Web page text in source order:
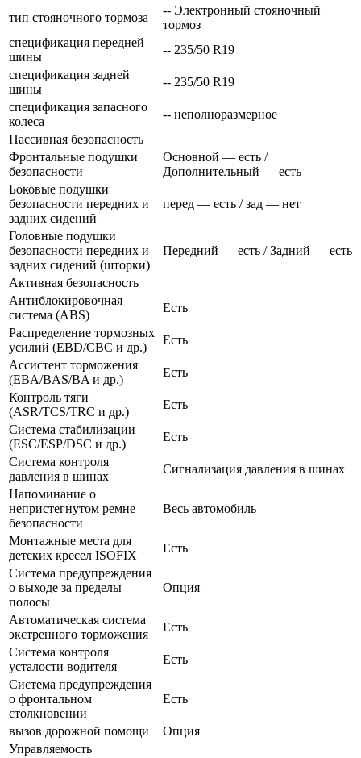
тип стояночного тормоза
-- Электронный стояночный
тормоз
спецификация передней
шины
-- 235/50 R19
спецификация задней
шины
-- 235/50 R19
спецификация запасного
колеса
-- неполноразмерное
Пассивная безопасность
Фронтальные подушки
безопасности
Основной — есть /
Дополнительный — есть
Боковые подушки
безопасности передних и
задних сидений
перед — есть / зад — нет
Головные подушки
безопасности передних и
задних сидений (шторки)
Передний — есть / Задний — есть
Активная безопасность
Антиблокировочная
система (ABS)
Есть
Распределение тормозных
усилий (EBD/CBC и др.)
Есть
Ассистент торможения
(EBA/BAS/BA и др.)
Есть
Контроль тяги
(ASR/TCS/TRC и др.)
Есть
Система стабилизации
(ESC/ESP/DSC и др.)
Есть
Система контроля
давления в шинах
Сигнализация давления в шинах
Напоминание о
непристегнутом ремне
безопасности
Весь автомобиль
Монтажные места для
детских кресел ISOFIX
Есть
Система предупреждения
о выходе за пределы
полосы
Опция
Автоматическая система
экстренного торможения
Есть
Система контроля
усталости водителя
Есть
Система предупреждения
о фронтальном
столкновении
Есть
вызов дорожной помощи
Опция
Управляемость